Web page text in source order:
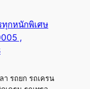
ทุกหนักพิเศษ
,
า รถยก รถเครน